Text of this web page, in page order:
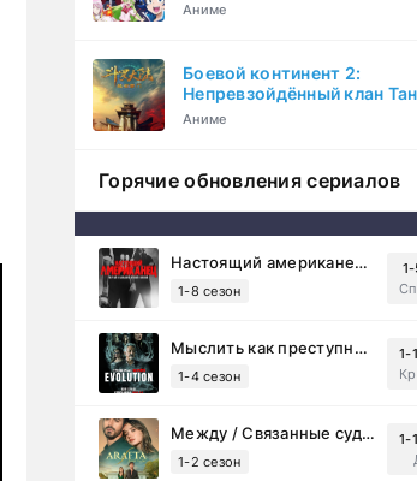
Аниме
Боевой континент 2:
Непревзойдённый клан
Аниме
Горячие обновления сериалов
Настоящий американец / Всеамериканский (2018)
1-8 сезон
Мыслить как преступник: Эволюция (2022)
1-4 сезон
1-
Между / Связанные судьбой (2025)
1-2 сезон
1-